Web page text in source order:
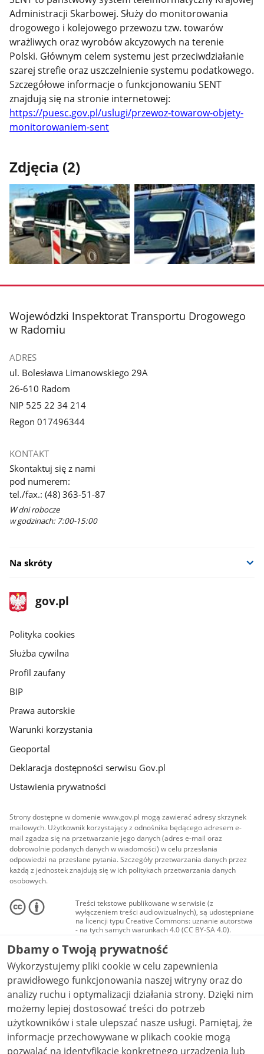
Administracji Skarbowej. Służy do monitorowania
drogowego i kolejowego przewozu tzw. towarów
wrażliwych oraz wyrobów akcyzowych na terenie
Polski. Głównym celem systemu jest przeciwdziałanie
szarej strefie oraz uszczelnienie systemu podatkowego.
Szczegółowe informacje o funkcjonowaniu SENT
znajdują się na stronie internetowej:
https://puesc.gov.pl/uslugi/przewoz-towarow-objety-
monitorowaniem-sent
Zdjęcia (2)
zdjęcie
galerii.
zdjęcie
galerii.
stopka
Wojewódzki Inspektorat Transportu Drogowego
w Radomiu
ADRES
ul. Bolesława Limanowskiego 29A
26-610 Radom
NIP 525 22 34 214
Regon 017496344
KONTAKT
Skontaktuj się z nami
pod numerem:
tel./fax.: (48) 363-51-87
W dni robocze
w godzinach: 7:00-15:00
Na skróty
stopka
gov.pl
Strona
gov.pl
gov.pl
Polityka cookies
Służba cywilna
Profil zaufany
BIP
Prawa autorskie
Warunki korzystania
Geoportal
Deklaracja dostępności serwisu Gov.pl
Ustawienia prywatności
Strony dostępne w domenie www.gov.pl mogą zawierać adresy skrzynek
mailowych. Użytkownik korzystający z odnośnika będącego adresem e-
mail zgadza się na przetwarzanie jego danych (adres e-mail oraz
dobrowolnie podanych danych w wiadomości) w celu przesłania
odpowiedzi na przesłane pytania. Szczegóły przetwarzania danych przez
każdą z jednostek znajdują się w ich politykach przetwarzania danych
osobowych.
Treści tekstowe publikowane w serwisie (z
wyłączeniem treści audiowizualnych), są udostępniane
na licencji typu Creative Commons: uznanie autorstwa
- na tych samych warunkach 4.0 (CC BY-SA 4.0).
Materiały audiowizualne, w tym zdjęcia, materiały
audio i wideo, są udostępniane na licencji typu
Creative Commons: uznanie autorstwa użycie
niekomercyjne - bez utworów zależnych 4.0 (CC BY-
NC-ND 4.0), o ile nie jest to stwierdzone inaczej.
Dbamy o Twoją prywatność
Wykorzystujemy pliki cookie w celu zapewnienia
prawidłowego funkcjonowania naszej witryny oraz do
analizy ruchu i optymalizacji działania strony. Dzięki nim
możemy lepiej dostosować treści do potrzeb
użytkowników i stale ulepszać nasze usługi. Pamiętaj, że
informacje przechowywane w plikach cookie mogą
pozwalać na identyfikację konkretnego urządzenia lub